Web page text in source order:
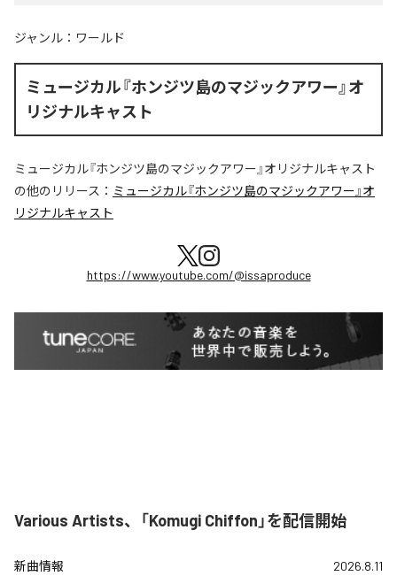
ジャンル： ワールド
ミュージカル『ホンジツ島のマジックアワー』オ
リジナルキャスト
ミュージカル『ホンジツ島のマジックアワー』オリジナルキャスト
の他のリリース： ミュージカル『ホンジツ島のマジックアワー』オ
リジナルキャスト
https://www.youtube.com/@issaproduce
Various Artists、「Komugi Chiffon」を配信開始
新曲情報 2026.8.11